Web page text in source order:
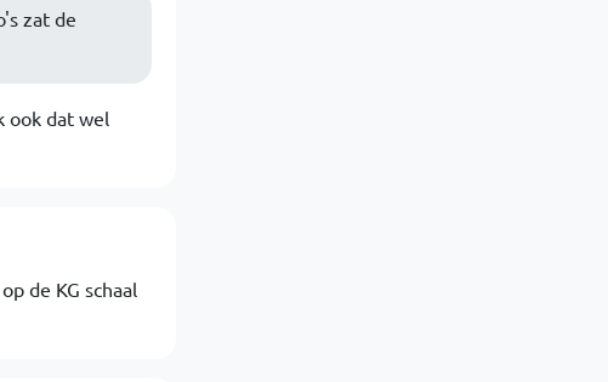
zat de
ook dat wel
de KG schaal